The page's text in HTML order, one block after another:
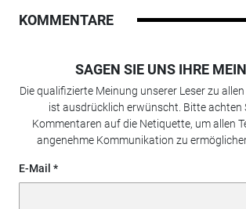
KOMMENTARE
SAGEN SIE UNS IHRE
Die qualifizierte Meinung unserer Leser zu
ist ausdrücklich erwünscht. Bitte achten
Kommentaren auf die Netiquette, um allen
angenehme Kommunikation zu
E-Mail